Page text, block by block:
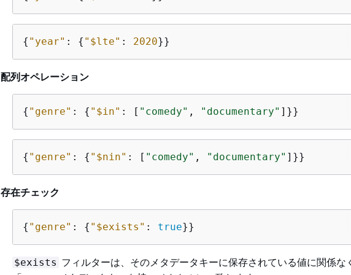
{ "year" : { "$lte" : 2020}}
配列オペレーション
{ "genre" : { "$in" : [ "comedy" , "documentary" ]}}
{ "genre" : { "$nin" : [ "comedy" , "documentary" ]}}
存在チェック
{ "genre" : { "$exists" : true}}
$exists フィルターは、そのメタデータキーに保存されている値に関係な